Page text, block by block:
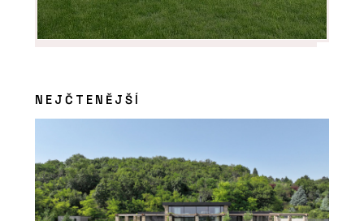
NEJČTENĚJŠÍ